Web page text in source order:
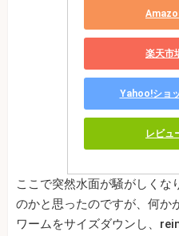
楽天市
Yahoo!ショ
レビュ
ここで突然水面が騒がしくな
のかと思ったのですが、何か
ワームをサイズダウンし、